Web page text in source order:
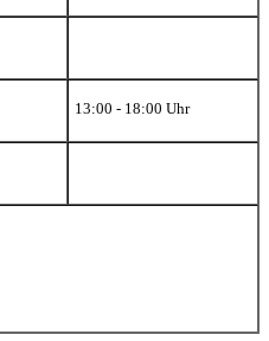
13:00 - 18:00 Uhr